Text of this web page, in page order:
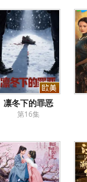
凛冬下的罪恶
第16集